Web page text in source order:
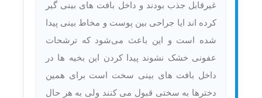
غیرقابل جذب بودند و داخل بافت های بینی گیر
کرده اند ایا جراحی بین پوست و مخاط بینی پیدا
شده است و این باعث می‌شود که ترشحات
عفونی خشک نشوند پیدا کردن این بخیه ها در
داخل بافت های بینی سخت است برای همین
دخترها به سختی قبول می کنند ولی به هر حال